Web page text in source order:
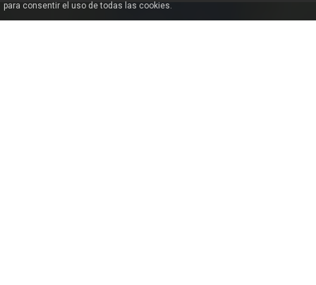
para consentir el uso de todas las cookies.